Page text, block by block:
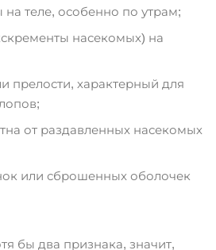
теле, особенно по утрам;
насекомых) на
прелости, характерный для
от раздавленных насекомых
или сброшенных оболочек
бы два признака, значит,